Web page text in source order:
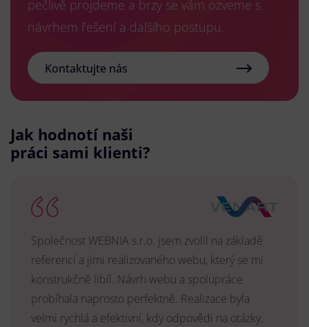
pečlivě projdeme a brzy se vám ozveme s
návrhem řešení a dalšího postupu.
Kontaktujte nás
Jak hodnotí naši
práci sami klienti?
Společnost WEBNIA s.r.o. jsem zvolil na základě
referencí a jimi realizovaného webu, který se mi
konstrukčně libíl. Návrh webu a spolupráce
probíhala naprosto perfektně. Realizace byla
velmi rychlá a efektivní, kdy odpovědi na otázky,